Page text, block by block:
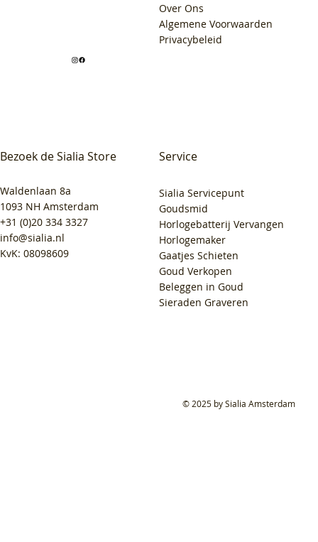
Bezoek de Sialia Store
Waldenlaan 8a
1093 NH Amsterdam
+31 (0)20 334 3327
info@sialia.nl
KvK: 08098609
Over Ons
Algemene Voorwaarden
Privacybeleid
Service
Sialia Servicepunt
Goudsmid
Horlogebatterij Vervangen
Horlogemaker
Gaatjes Schieten
Goud Verkopen
Beleggen in Goud
Sieraden Graveren
© 2025 by Sialia Amsterdam